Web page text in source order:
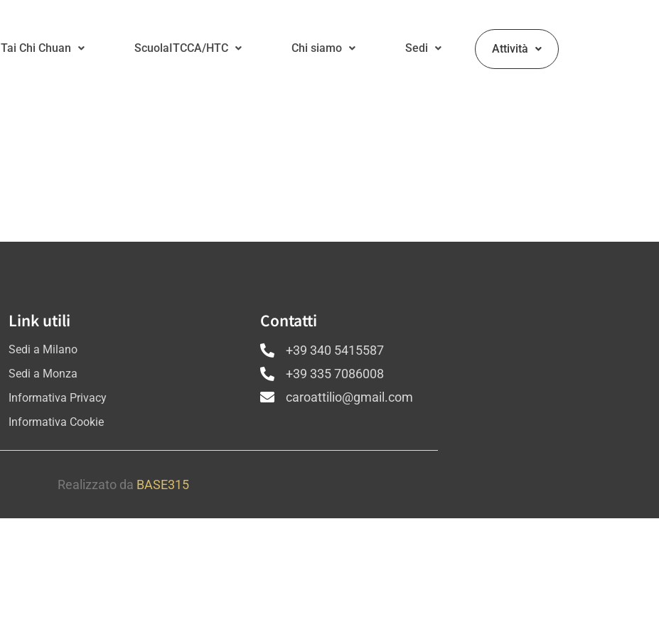
Tai Chi Chuan ScuolaITCCA/HTC Chi siamo Sedi Attività
Link utili
Sedi a Milano
Sedi a Monza
Informativa Privacy
Informativa Cookie
Contatti
+39 340 5415587
+39 335 7086008
caroattilio@gmail.com
Realizzato da BASE315